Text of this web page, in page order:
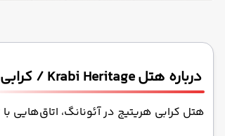
درباره هتل Krabi Heritage / کرابی هریتیج
هتل کرابی هریتیج در آئونانگ، اتاق‌هایی